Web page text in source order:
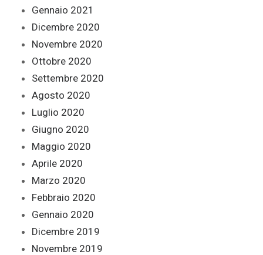
Gennaio 2021
Dicembre 2020
Novembre 2020
Ottobre 2020
Settembre 2020
Agosto 2020
Luglio 2020
Giugno 2020
Maggio 2020
Aprile 2020
Marzo 2020
Febbraio 2020
Gennaio 2020
Dicembre 2019
Novembre 2019